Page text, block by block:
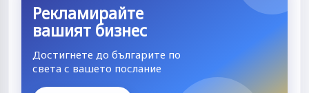
Рекламирайте
вашият бизнес
Достигнете до българите по
света с вашето послание